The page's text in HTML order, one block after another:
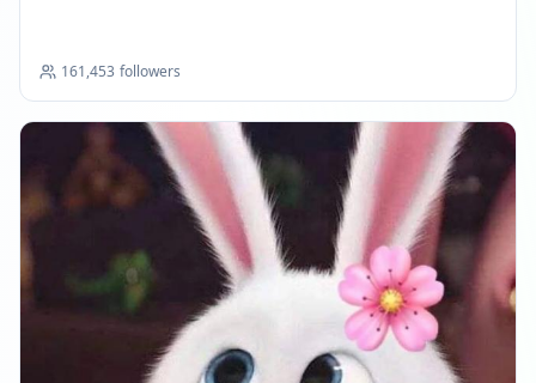
161,453 followers